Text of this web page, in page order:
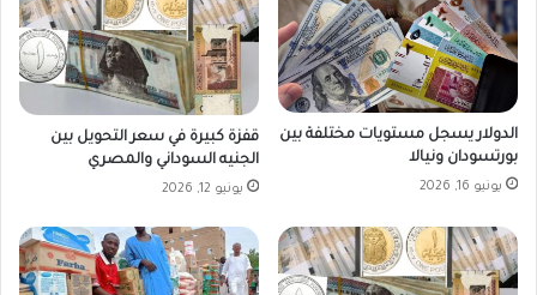
الدولار يسجل مستويات مختلفة بين
بورتسودان ونيالا
يونيو 16, 2026
قفزة كبيرة في سعر التحويل بين
الجنيه السوداني والمصري
يونيو 12, 2026